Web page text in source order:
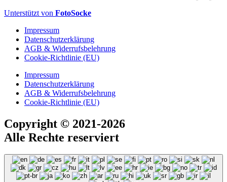
Unterstützt von FotoSocke
Impressum
Datenschutzerklärung
AGB & Widerrufsbelehrung
Cookie-Richtlinie (EU)
Impressum
Datenschutzerklärung
AGB & Widerrufsbelehrung
Cookie-Richtlinie (EU)
Copyright © 2021-2026
Alle Rechte reserviert